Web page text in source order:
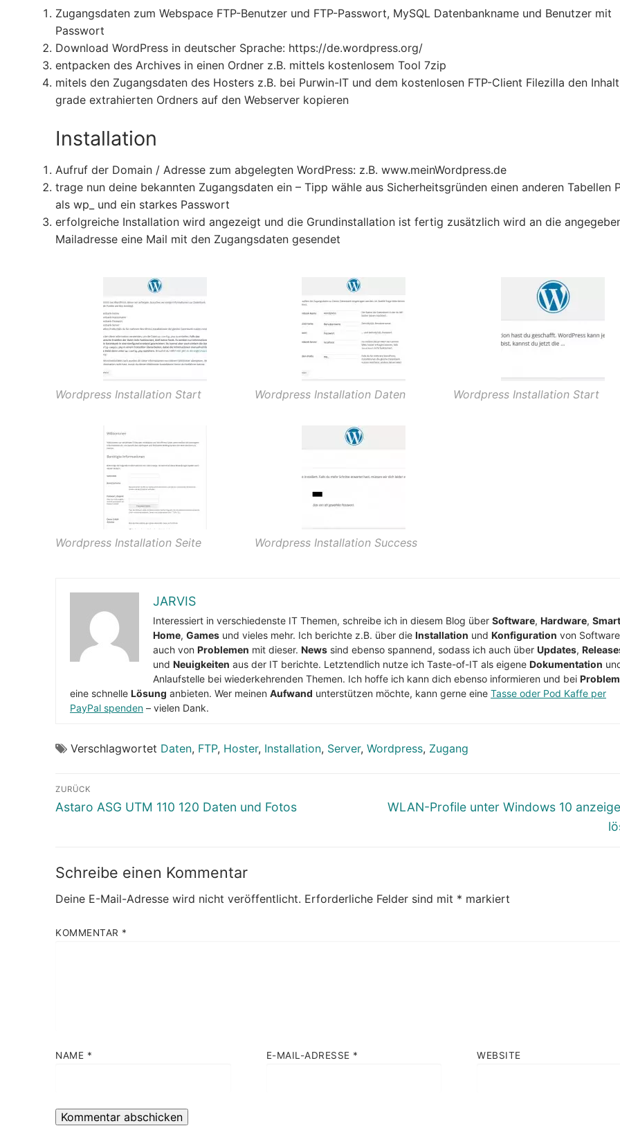
Zugangsdaten zum Webspace FTP-Benutzer und FTP-Passwort, MySQL Datenbankname und Benutzer mit
Passwort
Download WordPress in deutscher Sprache: https://de.wordpress.org/
entpacken des Archives in einen Ordner z.B. mittels kostenlosem Tool 7zip
mitels den Zugangsdaten des Hosters z.B. bei Purwin-IT und dem kostenlosen FTP-Client Filezilla den
grade extrahierten Ordners auf den Webserver kopieren
Installation
Aufruf der Domain / Adresse zum abgelegten WordPress: z.B. www.meinWordpress.de
trage nun deine bekannten Zugangsdaten ein – Tipp wähle aus Sicherheitsgründen einen anderen Tabellen
als wp_ und ein starkes Passwort
erfolgreiche Installation wird angezeigt und die Grundinstallation ist fertig zusätzlich wird an die
Mailadresse eine Mail mit den Zugangsdaten gesendet
Wordpress Installation Start Wordpress Installation Daten Wordpress Installation Start
Wordpress Installation Seite Wordpress Installation Success
JARVIS
Interessiert in verschiedenste IT Themen, schreibe ich in diesem Blog über Software, Hardware, Smart
Home, Games und vieles mehr. Ich berichte z.B. über die Installation und Konfiguration von
auch von Problemen mit dieser. News sind ebenso spannend, sodass ich auch über Updates,
und Neuigkeiten aus der IT berichte. Letztendlich nutze ich Taste-of-IT als eigene Dokumentation
Anlaufstelle bei wiederkehrenden Themen. Ich hoffe ich kann dich ebenso informieren und bei
eine schnelle Lösung anbieten. Wer meinen Aufwand unterstützen möchte, kann gerne eine Tasse oder Pod Kaffe per
PayPal spenden – vielen Dank.
Verschlagwortet Daten, FTP, Hoster, Installation, Server, Wordpress, Zugang
Beitragsnavigation
ZURÜCK
Vorheriger
Astaro ASG UTM 110 120 Daten und Fotos
Nächster
WLAN-Profile unter Windows 10
Schreibe einen Kommentar
Deine E-Mail-Adresse wird nicht veröffentlicht. Erforderliche Felder sind mit * markiert
KOMMENTAR *
NAME * E-MAIL-ADRESSE * WEBSITE